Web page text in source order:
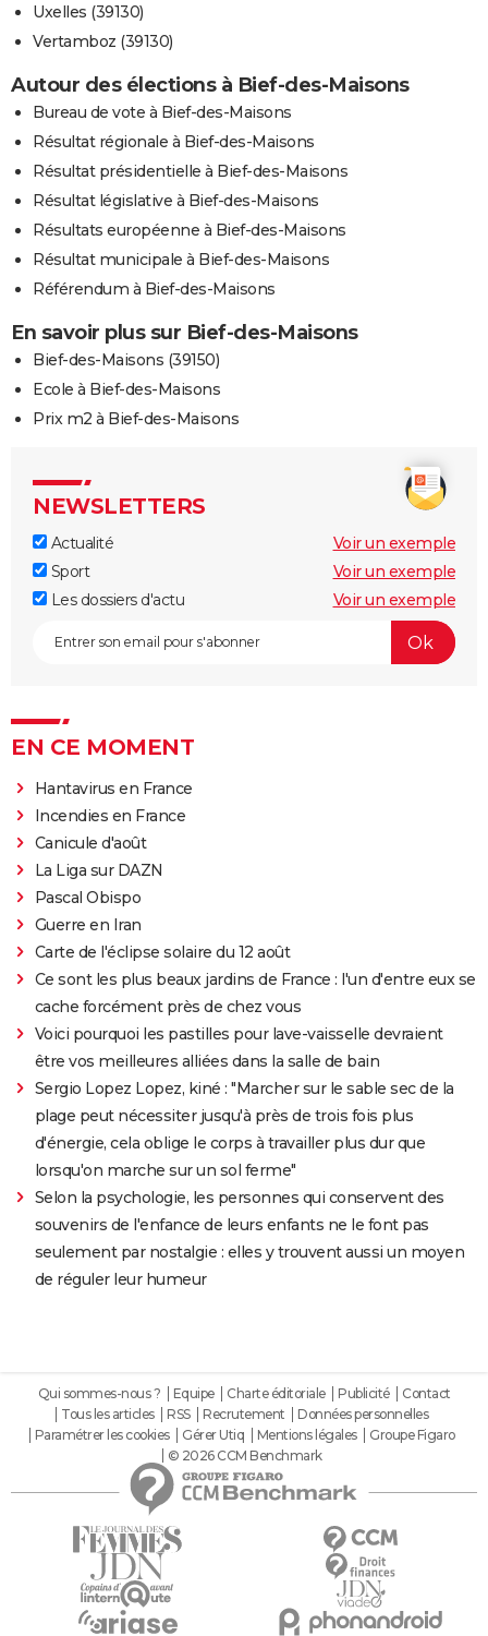
Uxelles (39130)
Vertamboz (39130)
Autour des élections à Bief-des-Maisons
Bureau de vote à Bief-des-Maisons
Résultat régionale à Bief-des-Maisons
Résultat présidentielle à Bief-des-Maisons
Résultat législative à Bief-des-Maisons
Résultats européenne à Bief-des-Maisons
Résultat municipale à Bief-des-Maisons
Référendum à Bief-des-Maisons
En savoir plus sur Bief-des-Maisons
Bief-des-Maisons (39150)
Ecole à Bief-des-Maisons
Prix m2 à Bief-des-Maisons
NEWSLETTERS
Actualité
Voir un exemple
Sport
Voir un exemple
Les dossiers d'actu
Voir un exemple
EN CE MOMENT
Hantavirus en France
Incendies en France
Canicule d'août
La Liga sur DAZN
Pascal Obispo
Guerre en Iran
Carte de l'éclipse solaire du 12 août
Ce sont les plus beaux jardins de France : l'un d'entre eux se
cache forcément près de chez vous
Voici pourquoi les pastilles pour lave-vaisselle devraient
être vos meilleures alliées dans la salle de bain
Sergio Lopez Lopez, kiné : "Marcher sur le sable sec de la
plage peut nécessiter jusqu'à près de trois fois plus
d'énergie, cela oblige le corps à travailler plus dur que
lorsqu'on marche sur un sol ferme"
Selon la psychologie, les personnes qui conservent des
souvenirs de l'enfance de leurs enfants ne le font pas
seulement par nostalgie : elles y trouvent aussi un moyen
de réguler leur humeur
Qui sommes-nous ? Equipe Charte éditoriale Publicité
Contact
Tous les articles
RSS Recrutement
Données personnelles
Paramétrer les cookies
Gérer Utiq Mentions légales
Groupe Figaro
© 2026 CCM Benchmark